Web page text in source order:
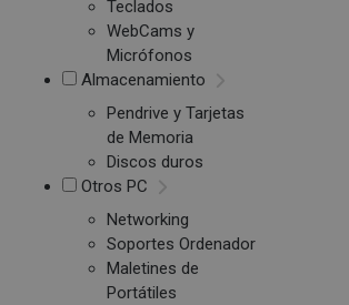
Teclados
WebCams y
Micrófonos
Almacenamiento
Pendrive y Tarjetas
de Memoria
Discos duros
Otros PC
Networking
Soportes Ordenador
Maletines de
Portátiles